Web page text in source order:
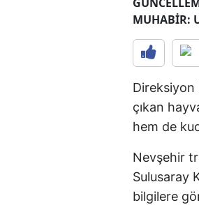
MUHABİR:
Direksiyon
çıkan
hem de
Nevşehir
Sulusaray
bilgilere